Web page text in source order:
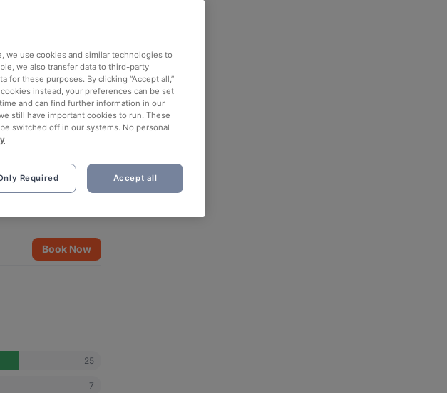
Book Now
25
7
we use cookies and similar technologies to
we also transfer data to third-party
for these purposes. By clicking “Accept all,”
instead, your preferences can be set
and can find further information in our
still have important cookies to run. These
switched off in our systems. No personal
Required Accept all